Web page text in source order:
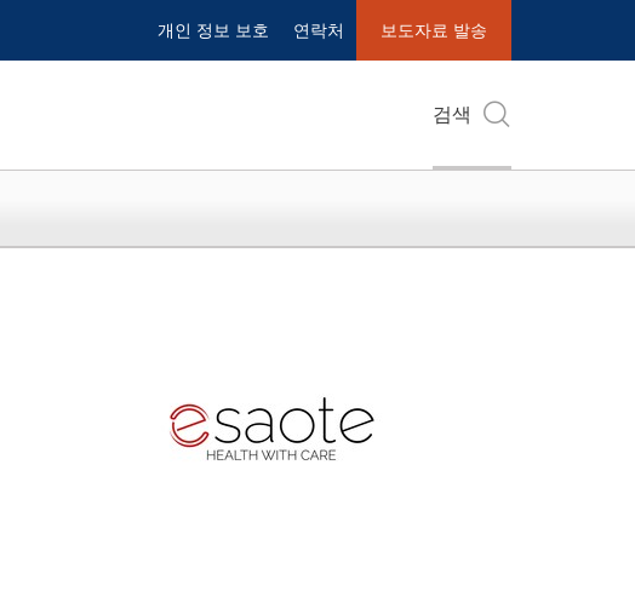
개인 정보 보호 연락처 보도자료 발송
검색